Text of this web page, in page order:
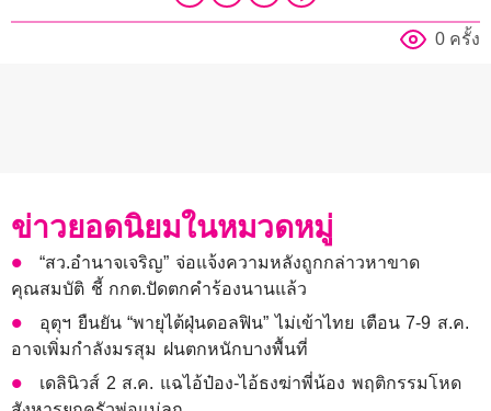
0 ครั้ง
ข่าวยอดนิยมในหมวดหมู่
“สว.อำนาจเจริญ” จ่อแจ้งความหลังถูกกล่าวหาขาด
คุณสมบัติ ชี้ กกต.ปัดตกคำร้องนานแล้ว
อุตุฯ ยืนยัน “พายุไต้ฝุ่นดอลฟิน” ไม่เข้าไทย เตือน 7-9 ส.ค.
อาจเพิ่มกำลังมรสุม ฝนตกหนักบางพื้นที่
เดลินิวส์ 2 ส.ค. แฉไอ้ป๋อง-ไอ้ธงฆ่าพี่น้อง พฤติกรรมโหด